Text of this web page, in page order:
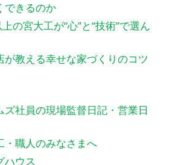
できるのか
の宮大工が“心”と“技術”で選ん
が教える幸せな家づくりのコツ
ズ社員の現場監督日記・営業日
・職人のみなさまへ
ハウス